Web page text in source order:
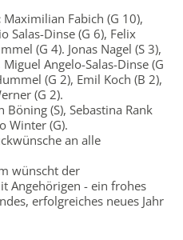
Maximilian Fabich (G 10),
Salas-Dinse (G 6), Felix
(G 4). Jonas Nagel (S 3),
Angelo-Salas-Dinse (G
(G 2), Emil Koch (B 2),
(G 2).
Böning (S), Sebastina Rank
Winter (G).
an alle
wünscht der
Angehörigen - ein frohes
erfolgreiches neues Jahr